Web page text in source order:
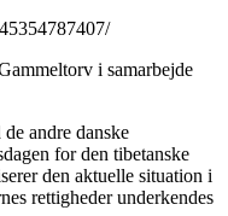
i samarbejde
andre danske
for den tibetanske
den aktuelle situation i
rettigheder underkendes